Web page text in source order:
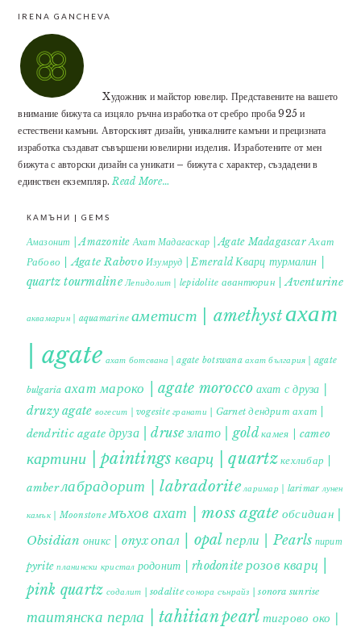
IRENA GANCHEVA
Xудожник и майстор ювелир. Представените на вашето
внимание бижута са изцяло ръчна изработка от сребро проба 925 и
естествени камъни. Авторският дизайн, уникалните камъни и прецизната
изработка създават съвършени ювелирни изделия. Изработените от мен
бижута с авторски дизайн са уникати – бижута с характер, създадени в
единствен екземпляр.Read More…
КАМЪНИ | GEMS
Амазонит | Amazonite Ахат Мадагаскар | Agate Madagascar Ахат
Рабово | Agate Rabovo Изумруд | Emerald Кварц турмалин |
quartz tourmaline Лепидолит | lepidolite авантюрин | Aventurine
аквамарин | aquamarine аметист | amethystахат
| agate ахат ботсвана | agate botswana ахат българия | agate
bulgaria ахат мароко | agate morocco ахат с друза |
druzy agate вогесит | vogesite гранати | Garnet дендрит ахат |
dendritic agate друза | druse злато | gold камея | cameo
картини | paintings кварц | quartzкехлибар |
amberлабрадорит | labradorite ларимар | larimar лунен
камък | Moonstone мъхов ахат | moss agate обсидиан |
Obsidian оникс | onyxопал | opal перли | Pearls пирит |
pyrite планински кристал родонит | rhodonite розов кварц |
pink quartz содалит | sodalite сонора сънрайз | sonora sunrise
таитянска перла | tahitian pearl тигрово око |